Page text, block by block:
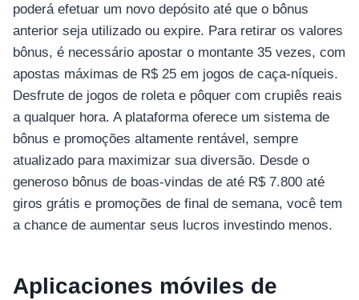
poderá efetuar um novo depósito até que o bônus
anterior seja utilizado ou expire. Para retirar os valores
bônus, é necessário apostar o montante 35 vezes, com
apostas máximas de R$ 25 em jogos de caça-níqueis.
Desfrute de jogos de roleta e pôquer com crupiês reais
a qualquer hora. A plataforma oferece um sistema de
bônus e promoções altamente rentável, sempre
atualizado para maximizar sua diversão. Desde o
generoso bônus de boas-vindas de até R$ 7.800 até
giros grátis e promoções de final de semana, você tem
a chance de aumentar seus lucros investindo menos.
Aplicaciones móviles de